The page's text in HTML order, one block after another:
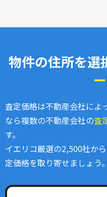
物件の住所を選
査定価格は不動産会社によ
なら複数の不動産会社の査
す。
イエリコ厳選の2,500社か
定価格を取り寄せましょう。